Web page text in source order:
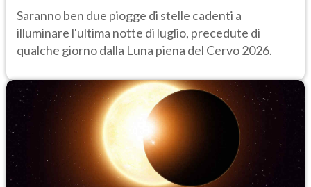
fine luglio 2026 da non perdere
Saranno ben due piogge di stelle cadenti a
illuminare l'ultima notte di luglio, precedute di
qualche giorno dalla Luna piena del Cervo 2026.